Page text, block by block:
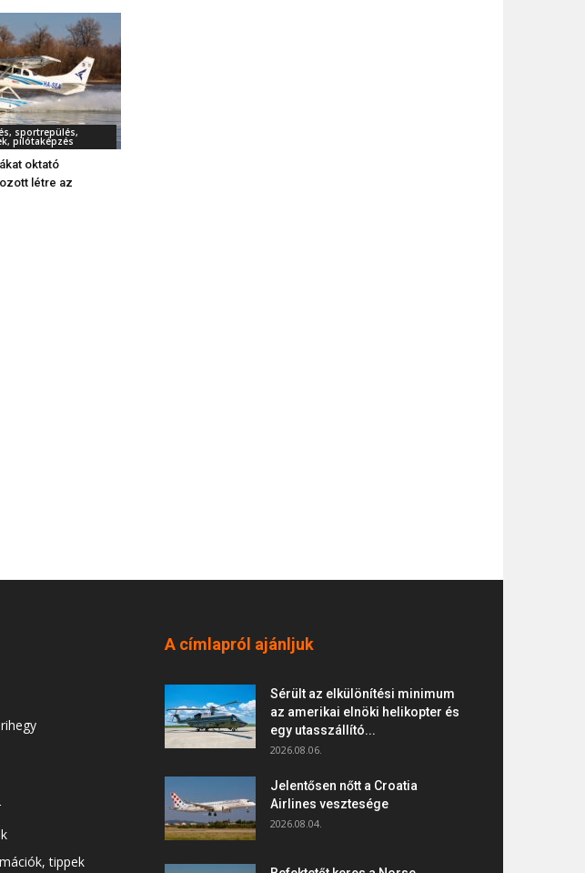
sportrepülés,
pilótaképzés
oktató
létre az
tippek
A címlapról ajánljuk
Sérült az elkülönítési minimum
az amerikai elnöki helikopter és
egy utasszállító...
2026.08.06.
Jelentősen nőtt a Croatia
Airlines vesztesége
2026.08.04.